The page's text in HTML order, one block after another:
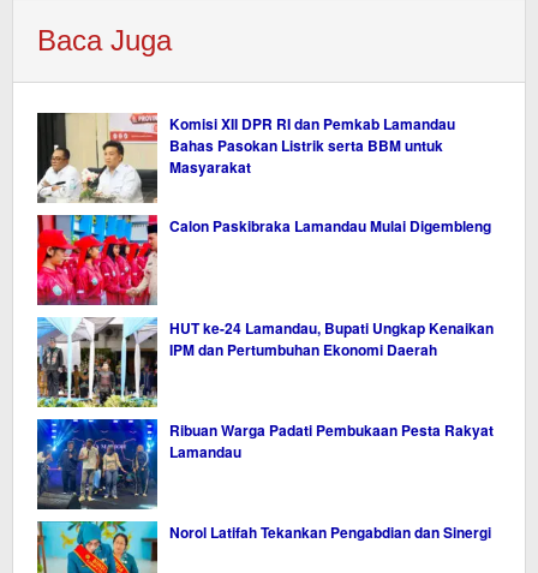
Baca Juga
Komisi XII DPR RI dan Pemkab Lamandau
Bahas Pasokan Listrik serta BBM untuk
Masyarakat
Calon Paskibraka Lamandau Mulai Digembleng
HUT ke-24 Lamandau, Bupati Ungkap Kenaikan
IPM dan Pertumbuhan Ekonomi Daerah
Ribuan Warga Padati Pembukaan Pesta Rakyat
Lamandau
Norol Latifah Tekankan Pengabdian dan Sinergi